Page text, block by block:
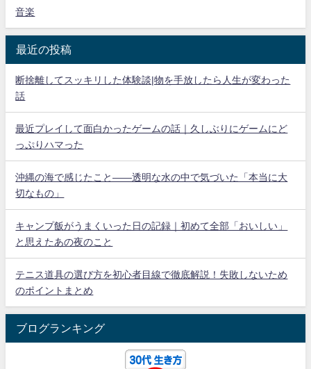
音楽
最近の投稿
断捨離してスッキリした体験談|物を手放したら人生が変わった
話
最近プレイして面白かったゲームの話｜久しぶりにゲームにど
っぷりハマった
沖縄の海で感じたこと——透明な水の中で気づいた「本当に大
切なもの」
キャンプ飯がうまくいった日の記録｜初めて全部「おいしい」
と思えたあの夜のこと
テニス道具の選び方を初心者目線で徹底解説！失敗しないため
のポイントまとめ
ブログランキング